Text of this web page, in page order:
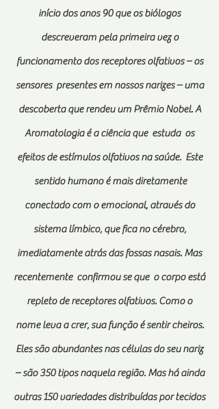
início dos anos 90 que os biólogos
descreveram pela primeira vez o
funcionamento dos receptores olfativos – os
sensores presentes em nossos narizes – uma
descoberta que rendeu um Prêmio Nobel. A
Aromatologia é aciênciaque estuda os
efeitos de estímulos olfativos na saúde. Este
sentido humano é mais diretamente
conectado com o emocional, através do
sistema límbico, que fica no cérebro,
imediatamente atrás das fossas nasais. Mas
recentemente confirmou se que o corpo está
repleto de receptores olfativos. Como o
nome leva a crer, sua função é sentir cheiros.
Eles são abundantes nas células do seu nariz
– são 350 tipos naquela região. Mas há ainda
outras 150 variedades distribuídas por tecidos